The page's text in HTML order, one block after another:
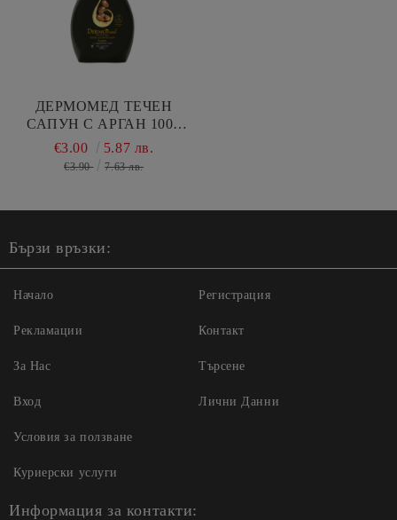
ДЕРМОМЕД ТЕЧЕН
САПУН С АРГАН 1000
МЛ
€3.00 5.87 лв.
€3.90 7.63 лв.
Бързи връзки:
Начало
Рекламации
За Нас
Вход
Регистрация
Контакт
Търсене
Лични Данни
Условия за ползване
Куриерски услуги
Информация за контакти: